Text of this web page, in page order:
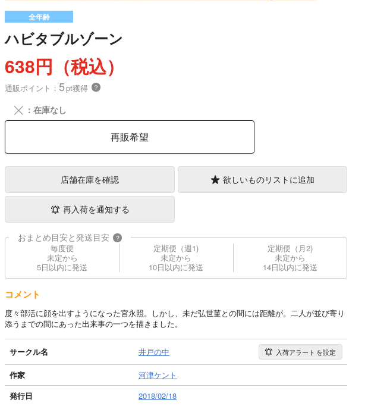
全年齢
ハビタブルゾーン
638円（税込）
通販ポイント： 5pt獲得 ？
╳ ：在庫なし
再販希望
店舗在庫を確認 欲しいものリストに追加
再入荷を通知する
おまとめ目安と発送目安 ?
毎度便
未定から
5日以内に発送
定期便（週1)
未定から
10日以内に発送
定期便（月2)
未定から
14日以内に発送
コメント
度々部活に顔を出すようになった宮永照。しかし、未だ弘世菫との間には距離が。二人が並び寄り
添うまでの間にあった出来事の一つを描きました。
サークル名 井戸の中 入荷アラート を設定
作家
河津ケント
発行日
2018/02/18